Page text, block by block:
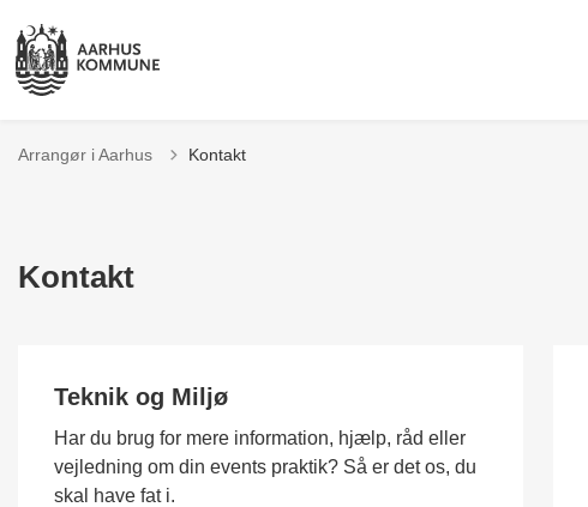
Arrangør i Aarhus Kontakt
Kontakt
Teknik og Miljø
Har du brug for mere information, hjælp, råd eller
vejledning om din events praktik? Så er det os, du
skal have fat i.